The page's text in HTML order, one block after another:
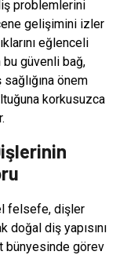
problemlerini
gelişimini izler
eğlenceli
güvenli bağ,
önem
korkusuzca
felsefe, dişler
diş yapısını
bünyesinde görev